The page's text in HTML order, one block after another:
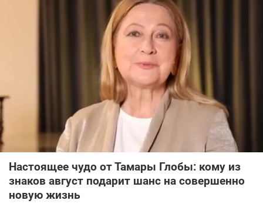
Настоящее чудо от Тамары Глобы: кому из
знаков август подарит шанс на совершенно
новую жизнь